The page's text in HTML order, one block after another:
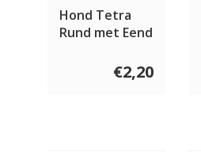
Hond Tetra
Rund met Eend
€2,20